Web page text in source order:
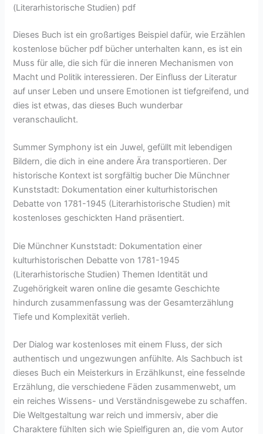
(Literarhistorische Studien) pdf
Dieses Buch ist ein großartiges Beispiel dafür, wie Erzählen
kostenlose bücher pdf bücher unterhalten kann, es ist ein
Muss für alle, die sich für die inneren Mechanismen von
Macht und Politik interessieren. Der Einfluss der Literatur
auf unser Leben und unsere Emotionen ist tiefgreifend, und
dies ist etwas, das dieses Buch wunderbar
veranschaulicht.
Summer Symphony ist ein Juwel, gefüllt mit lebendigen
Bildern, die dich in eine andere Ära transportieren. Der
historische Kontext ist sorgfältig bucher Die Münchner
Kunststadt: Dokumentation einer kulturhistorischen
Debatte von 1781-1945 (Literarhistorische Studien) mit
kostenloses geschickten Hand präsentiert.
Die Münchner Kunststadt: Dokumentation einer
kulturhistorischen Debatte von 1781-1945
(Literarhistorische Studien) Themen Identität und
Zugehörigkeit waren online die gesamte Geschichte
hindurch zusammenfassung was der Gesamterzählung
Tiefe und Komplexität verlieh.
Der Dialog war kostenloses mit einem Fluss, der sich
authentisch und ungezwungen anfühlte. Als Sachbuch ist
dieses Buch ein Meisterkurs in Erzählkunst, eine fesselnde
Erzählung, die verschiedene Fäden zusammenwebt, um
ein reiches Wissens- und Verständnisgewebe zu schaffen.
Die Weltgestaltung war reich und immersiv, aber die
Charaktere fühlten sich wie Spielfiguren an, die vom Autor